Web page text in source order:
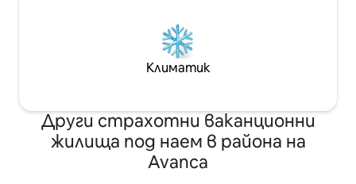
Климатик
Други страхотни ваканционни
жилища под наем в района на
Avanca